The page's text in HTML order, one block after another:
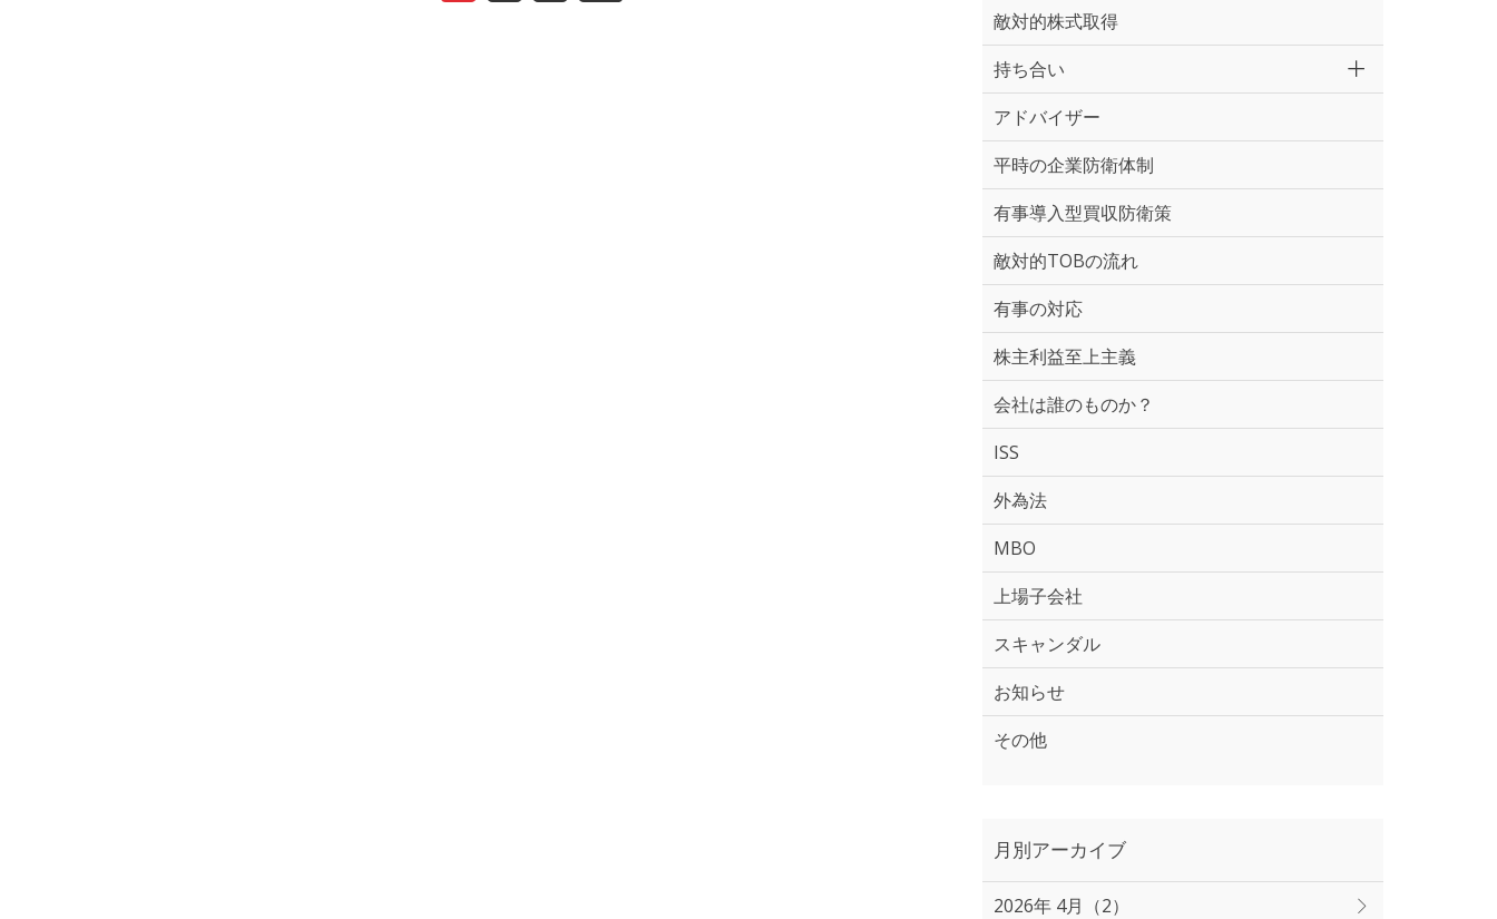
敵対的株式取得
持ち合い
アドバイザー
平時の企業防衛体制
有事導入型買収防衛策
敵対的TOBの流れ
有事の対応
株主利益至上主義
会社は誰のものか？
ISS
外為法
MBO
上場子会社
スキャンダル
お知らせ
その他
月別アーカイブ
2026年 4月（2）